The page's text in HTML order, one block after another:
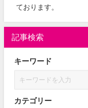
ております。
記事検索
キーワード
カテゴリー